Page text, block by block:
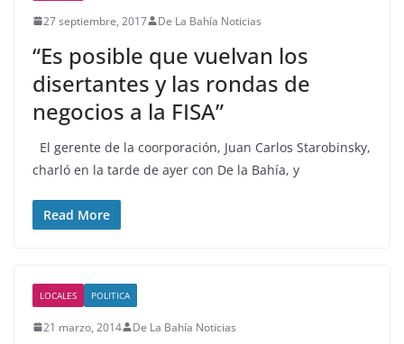
27 septiembre, 2017 De La Bahía Noticias
“Es posible que vuelvan los
disertantes y las rondas de
negocios a la FISA”
El gerente de la coorporación, Juan Carlos Starobinsky,
charló en la tarde de ayer con De la Bahía, y
Read More
LOCALES POLITICA
21 marzo, 2014 De La Bahía Noticias